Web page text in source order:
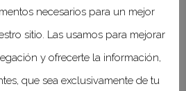
tiene tres
necesarios para un mejor
sitio. Las usamos para mejorar
y ofrecerte la información,
que sea exclusivamente de tu